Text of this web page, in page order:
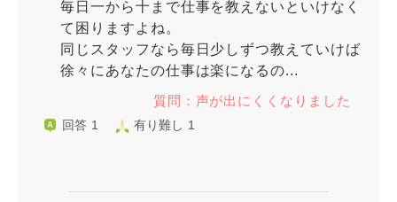
毎日一から十まで仕事を教えないといけなく
て困りますよね。
同じスタッフなら毎日少しずつ教えていけば
徐々にあなたの仕事は楽になるの...
質問：声が出にくくなりました
回答 1 有り難し 1